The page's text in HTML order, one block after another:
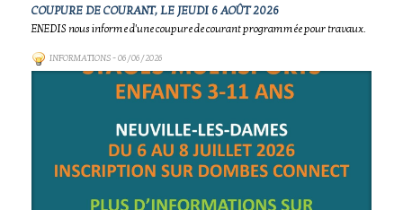
COUPURE DE COURANT, LE JEUDI 6 AOÛT 2026
ENEDIS nous informe d'une coupure de courant programmée pour travaux.
INFORMATIONS- 06/06/2026